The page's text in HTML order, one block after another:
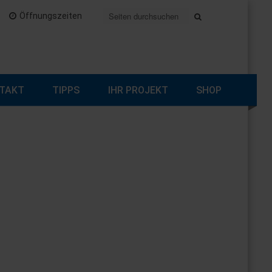
Öffnungszeiten
TIPPS IHR PROJEKT SHOP